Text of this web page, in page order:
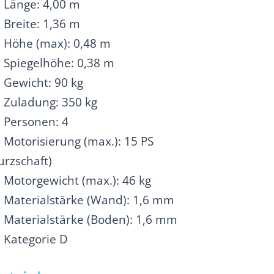
Länge: 4,00 m
Breite: 1,36 m
Höhe (max): 0,48 m
Spiegelhöhe: 0,38 m
Gewicht: 90 kg
Zuladung: 350 kg
Personen: 4
Motorisierung (max.): 15 PS
Motorgewicht (max.): 46 kg
Materialstärke (Wand): 1,6 mm
Materialstärke (Boden): 1,6 mm
Kategorie D